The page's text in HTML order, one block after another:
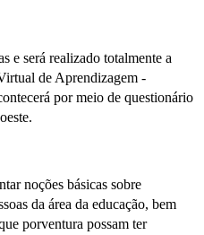
e será realizado totalmente a
de Aprendizagem -
por meio de questionário
noções básicas sobre
da área da educação, bem
porventura possam ter